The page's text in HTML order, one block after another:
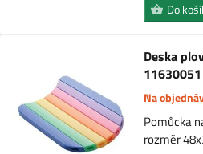
Do
Deska
11630051
Na
Pomůcka
rozměr